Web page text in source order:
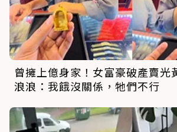
曾擁上億身家！女富豪破產賣光
浪浪：我餓沒關係，牠們不行